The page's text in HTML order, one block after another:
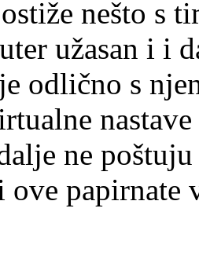
nešto s
užasan i i
odlično s
ne
ove papirnate